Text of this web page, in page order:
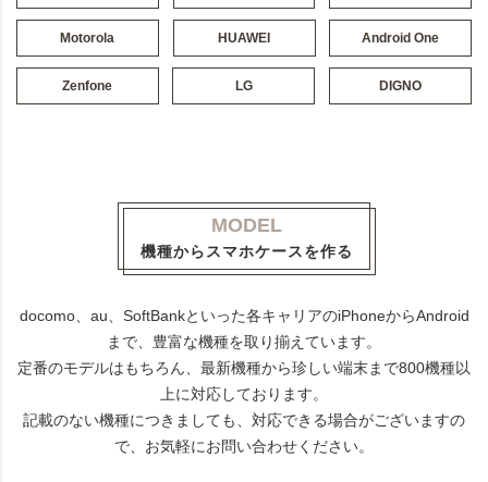
Motorola HUAWEI Android One
Zenfone LG DIGNO
MODEL
機種からスマホケースを作る
docomo、au、SoftBankといった各キャリアのiPhoneからAndroid
まで、豊富な機種を取り揃えています。
定番のモデルはもちろん、最新機種から珍しい端末まで800機種以
上に対応しております。
記載のない機種につきましても、対応できる場合がございますの
で、お気軽にお問い合わせください。